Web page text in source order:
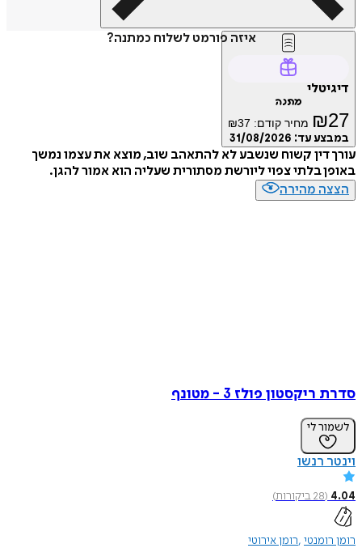
איזה פורמט לשלוח כמתנה?
דיגיטלי
מתנה
₪27 מחיר קודם: ₪37
במבצע עד: 31/08/2026
עורך דין קשוח שנשבע לא להתאהב שוב, מוצא את עצמו נמשך
באופן בלתי צפוי ליורשת מסתורית שעליה הוא אמור להגן.
הצצה מהירה
סדרת ריקסטון פולז 3 - מטונף
לשמור לי
וינטר רנשו
4.04
(
28ביקורות)
רומן רומנטי רומן אירוטי